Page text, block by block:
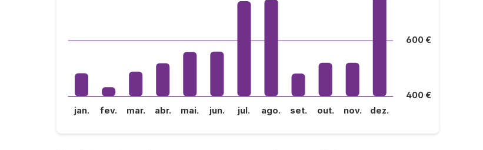
400 €
600 €
jan. fev. mar. abr. mai. jun. jul. ago. set. out. nov. dez.